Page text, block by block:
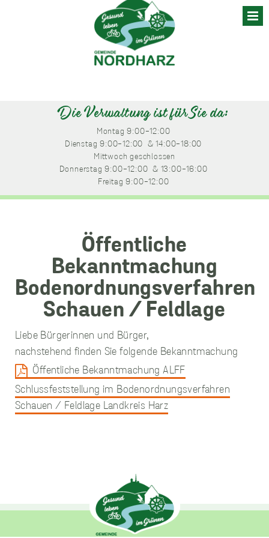
Die Verwaltung ist für Sie da:
Montag 9:00-12:00
Dienstag 9:00-12:00 & 14:00-18:00
Mittwoch geschlossen
Donnerstag 9:00-12:00 & 13:00-16:00
Freitag 9:00-12:00
Liebe Bürgerinnen und Bürger,
nachstehend finden Sie folgende Bekanntmachung
Öffentliche Bekanntmachung ALFF
Schlussfeststellung im Bodenordnungsverfahren
Schauen / Feldlage Landkreis Harz
unverzichtbare
Diese Cookies
sind
unverzichtbar,
damit wir Ihnen
grundlegende
und sichere
Funktionen
über Sie für
andere Zwecke
wie Marketing
oder Analysen zu